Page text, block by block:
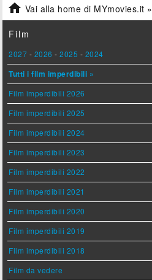
 Vai alla home di MYmovies.it »
Film
2027 - 2026 -2025 - 2024
Tutti i film imperdibili »
Film imperdibili 2026
Film imperdibili 2025
Film imperdibili 2024
Film imperdibili 2023
Film imperdibili 2022
Film imperdibili 2021
Film imperdibili 2020
Film imperdibili 2019
Film imperdibili 2018
Film da vedere